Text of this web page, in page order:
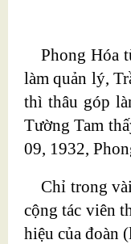
Phong Hóa
làm quản lý,
thì thâu góp
Tường Tam
09, 1932,
Chỉ trong
cộng tác viên
hiệu của đoàn